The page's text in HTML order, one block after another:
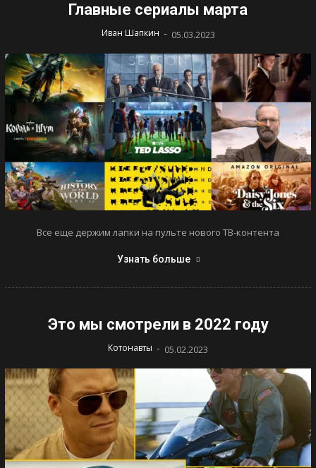
Главные сериалы марта
Иван Шапкин - 05.03.2023
Все еще держим лапки на пульте нового ТВ-контента
Узнать больше
Это мы смотрели в 2022 году
Котонавты - 05.02.2023